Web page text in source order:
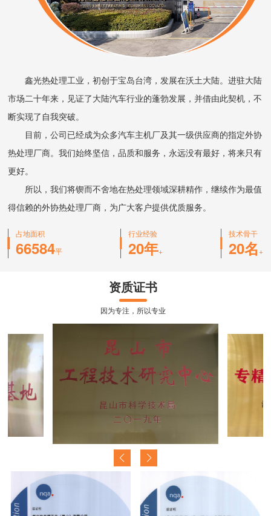
鑫光热处理工业，初创于宝岛台湾，发展在沃土大陆。进驻大陆
市场二十年来，见证了大陆汽车行业的蓬勃发展，并借由此契机，不
断实现了自我突破。
目前，公司已经成为众多汽车主机厂及其一级供应商的指定外协
热处理厂商。我们始终坚信，品质和服务，永远没有最好，将来只有
更好。
所以，我们将锲而不舍地在热处理领域深耕精作，继续作为最值
得信赖的外协热处理厂商，为广大客户提供优质服务。
占地面积
66584平
行业经验
20年+
技术骨干
20名+
资质证书
因为专注，所以专业